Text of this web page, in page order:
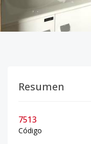
Resumen
7513
Código